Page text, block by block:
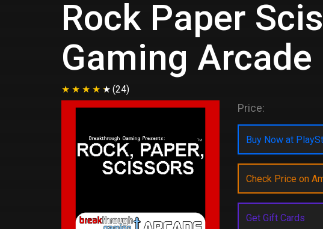
Rock Paper
Gaming Arcade
(24)
Price:
Buy Now at
Check Price on
Get Gift Cards